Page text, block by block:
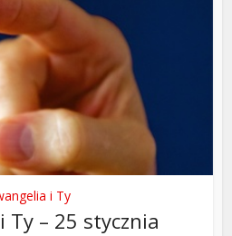
i Ty
Ty – 25 stycznia